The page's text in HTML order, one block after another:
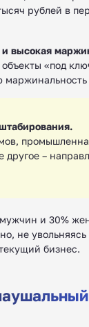
рублей в
высокая
«под
маржинальность
другое –
и 30%
не
бизнес.